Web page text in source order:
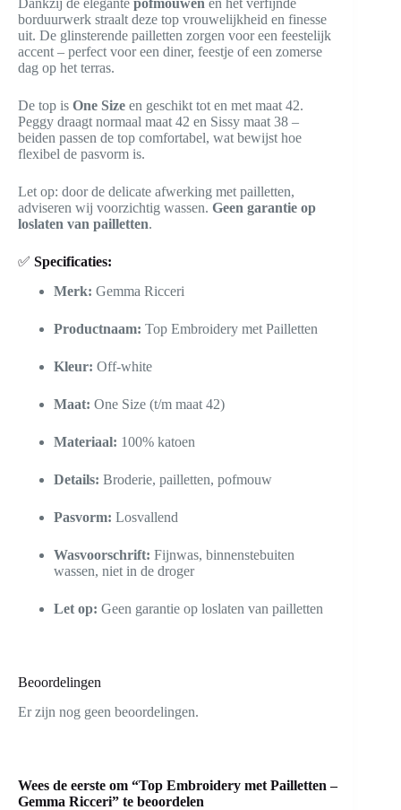
Dankzij de elegante pofmouwen en het verfijnde
borduurwerk straalt deze top vrouwelijkheid en finesse
uit. De glinsterende pailletten zorgen voor een feestelijk
accent – perfect voor een diner, feestje of een zomerse
dag op het terras.
De top is One Size en geschikt tot en met maat 42.
Peggy draagt normaal maat 42 en Sissy maat 38 –
beiden passen de top comfortabel, wat bewijst hoe
flexibel de pasvorm is.
Let op: door de delicate afwerking met pailletten,
adviseren wij voorzichtig wassen. Geen garantie op
loslaten van pailletten.
✅ Specificaties:
Merk: Gemma Ricceri
Productnaam: Top Embroidery met Pailletten
Kleur: Off-white
Maat: One Size (t/m maat 42)
Materiaal: 100% katoen
Details: Broderie, pailletten, pofmouw
Pasvorm: Losvallend
Wasvoorschrift: Fijnwas, binnenstebuiten
wassen, niet in de droger
Let op: Geen garantie op loslaten van pailletten
Beoordelingen
Er zijn nog geen beoordelingen.
Wees de eerste om “Top Embroidery met Pailletten –
Gemma Ricceri” te beoordelen